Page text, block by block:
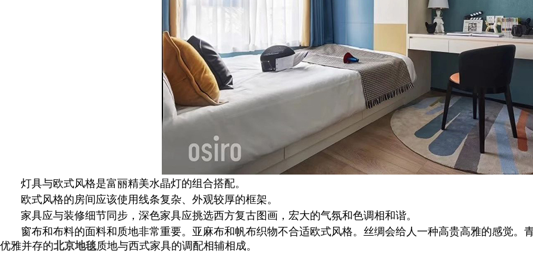
灯具与欧式风格是富丽精美水晶灯的组合搭配。
欧式风格的房间应该使用线条复杂、外观较厚的框架。
家具应与装修细节同步，深色家具应挑选西方复古图画，宏大的气氛和色调相和谐。
窗布和布料的面料和质地非常重要。亚麻布和帆布织物不合适欧式风格。丝绸会给人一种高贵高雅的感觉。
优雅并存的北京地毯质地与西式家具的调配相辅相成。